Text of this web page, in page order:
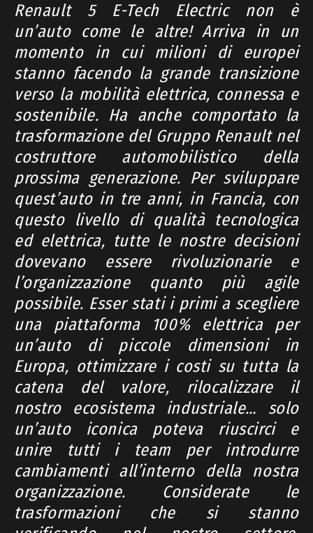
Renault 5 E-Tech Electric non è
un’auto come le altre! Arriva in un
momento in cui milioni di europei
stanno facendo la grande transizione
verso la mobilità elettrica, connessa e
sostenibile. Ha anche comportato la
trasformazione del Gruppo Renault nel
costruttore automobilistico della
prossima generazione. Per sviluppare
quest’auto in tre anni, in Francia, con
questo livello di qualità tecnologica
ed elettrica, tutte le nostre decisioni
dovevano essere rivoluzionarie e
l’organizzazione quanto più agile
possibile. Esser stati i primi a scegliere
una piattaforma 100% elettrica per
un’auto di piccole dimensioni in
Europa, ottimizzare i costi su tutta la
catena del valore, rilocalizzare il
nostro ecosistema industriale… solo
un’auto iconica poteva riuscirci e
unire tutti i team per introdurre
cambiamenti all’interno della nostra
organizzazione. Considerate le
trasformazioni che si stanno